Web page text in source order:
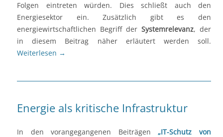
Folgen eintreten würden. Dies schließt auch den
Energiesektor ein. Zusätzlich gibt es den
energiewirtschaftlichen Begriff der Systemrelevanz, der
in diesem Beitrag näher erläutert werden soll.
Weiterlesen →
Energie als kritische Infrastruktur
In den vorangegangenen Beiträgen„IT-Schutz von